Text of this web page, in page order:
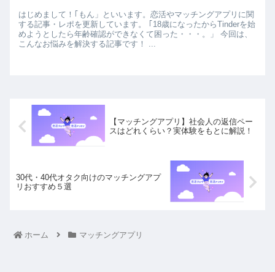
はじめまして！｢もん」といいます。恋活やマッチングアプリに関
する記事・レポを更新しています。 ｢18歳になったからTinderを始
めようとしたら年齢確認ができなくて困った・・・。」 今回は、
こんなお悩みを解決する記事です！ ...
【マッチングアプリ】社会人の返信ペー
スはどれくらい？実体験をもとに解説！
30代・40代オタク向けのマッチングアプ
リおすすめ５選
ホーム マッチングアプリ